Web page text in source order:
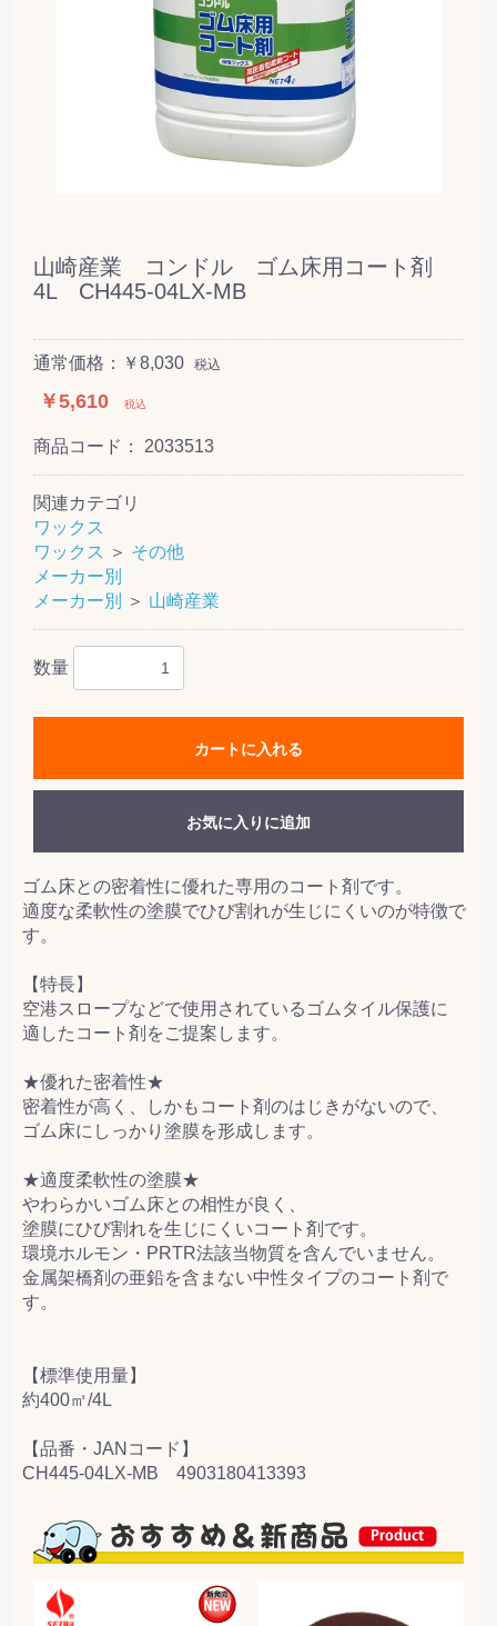
山崎産業 コンドル ゴム床用コート剤
4L CH445-04LX-MB
通常価格：￥8,030 税込
￥5,610 税込
商品コード： 2033513
関連カテゴリ
ワックス
ワックス ＞ その他
メーカー別
メーカー別
＞ 山崎産業
数量
カートに入れる
お気に入りに追加
ゴム床との密着性に優れた専用のコート剤です。
適度な柔軟性の塗膜でひび割れが生じにくいのが特徴で
す。
【特長】
空港スロープなどで使用されているゴムタイル保護に
適したコート剤をご提案します。
★優れた密着性★
密着性が高く、しかもコート剤のはじきがないので、
ゴム床にしっかり塗膜を形成します。
★適度柔軟性の塗膜★
やわらかいゴム床との相性が良く、
塗膜にひび割れを生じにくいコート剤です。
環境ホルモン・PRTR法該当物質を含んでいません。
金属架橋剤の亜鉛を含まない中性タイプのコート剤で
す。
【標準使用量】
約400㎡/4L
【品番・JANコード】
CH445-04LX-MB 4903180413393